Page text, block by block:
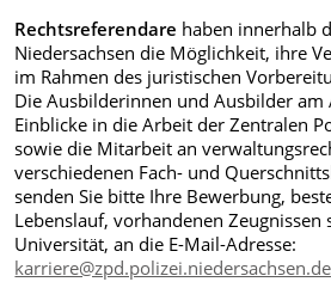
Rechtsreferendare haben innerhalb
Niedersachsen die Möglichkeit, ihre
im Rahmen des juristischen
Die Ausbilderinnen und Ausbilder
Einblicke in die Arbeit der Zentralen
sowie die Mitarbeit an
verschiedenen Fach- und
senden Sie bitte Ihre Bewerbung,
Lebenslauf, vorhandenen
Universität, an die E-Mail-Adresse:
karriere@zpd.polizei.niedersachsen.de